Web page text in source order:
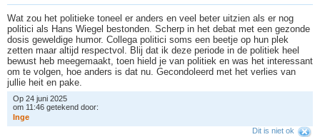
Wat zou het politieke toneel er anders en veel beter uitzien als er nog
politici als Hans Wiegel bestonden. Scherp in het debat met een gezonde
dosis geweldige humor. Collega politici soms een beetje op hun plek
zetten maar altijd respectvol. Blij dat ik deze periode in de politiek heel
bewust heb meegemaakt, toen hield je van politiek en was het interessant
om te volgen, hoe anders is dat nu. Gecondoleerd met het verlies van
jullie heit en pake.
Op 24 juni 2025
om 11:46 getekend door:
nge
Dit is niet ok